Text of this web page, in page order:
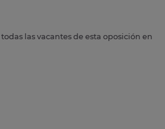
las vacantes de esta oposición en